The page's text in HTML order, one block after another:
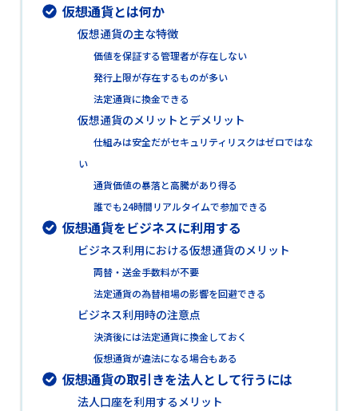
仮想通貨とは何か
仮想通貨の主な特徴
価値を保証する管理者が存在しない
発行上限が存在するものが多い
法定通貨に換金できる
仮想通貨のメリットとデメリット
仕組みは安全だがセキュリティリスクはゼロではな
い
通貨価値の暴落と高騰があり得る
誰でも24時間リアルタイムで参加できる
仮想通貨をビジネスに利用する
ビジネス利用における仮想通貨のメリット
両替・送金手数料が不要
法定通貨の為替相場の影響を回避できる
ビジネス利用時の注意点
決済後には法定通貨に換金しておく
仮想通貨が違法になる場合もある
仮想通貨の取引きを法人として行うには
法人口座を利用するメリット